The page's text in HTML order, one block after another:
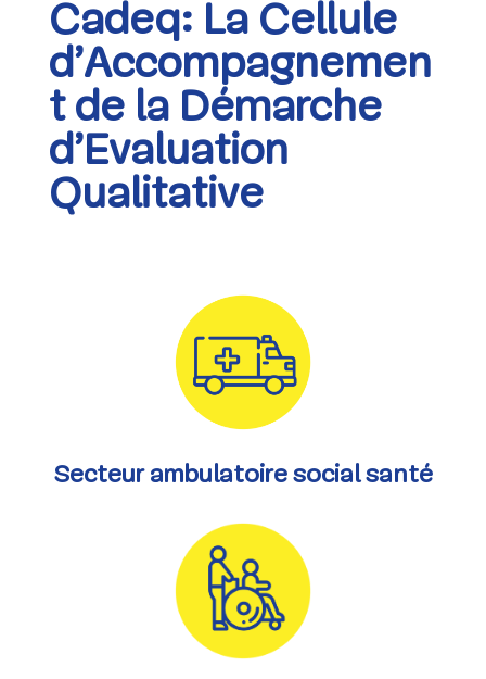
Cadeq: La Cellule
d’Accompagnemen
t de la Démarche
d’Evaluation
Qualitative
Secteur ambulatoire social santé